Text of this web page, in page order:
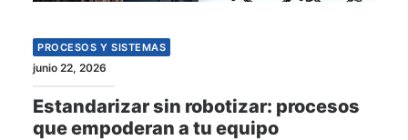
PROCESOS Y SISTEMAS
junio 22, 2026
Estandarizar sin robotizar: procesos
que empoderan a tu equipo